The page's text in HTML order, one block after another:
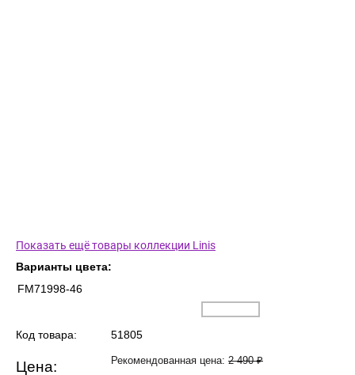
Показать ещё товары коллекции Linis
Варианты цвета:
FM71998-46
Код товара: 51805
Рекомендованная цена: 2 490 ₽
Цена: